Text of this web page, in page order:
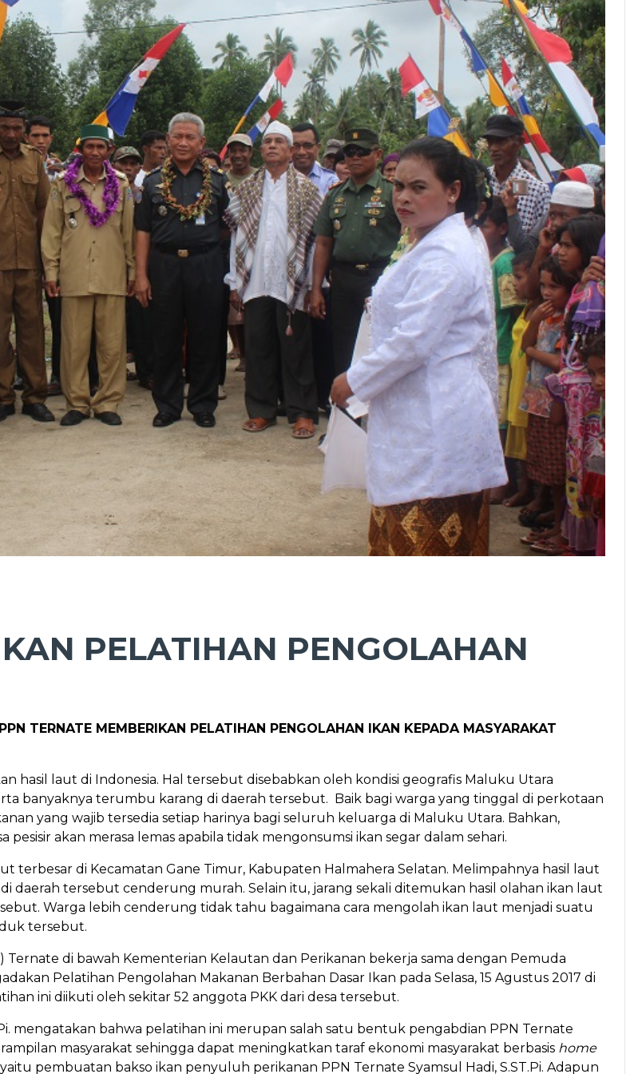
PELATIHAN PENGOLAHAN
TERNATE MEMBERIKAN PELATIHAN PENGOLAHAN IKAN KEPADA MASYARAKAT
hasil laut di Indonesia. Hal tersebut disebabkan oleh kondisi geografis Maluku Utara
banyaknya terumbu karang di daerah tersebut. Baik bagi warga yang tinggal di perkotaan
yang wajib tersedia setiap harinya bagi seluruh keluarga di Maluku Utara. Bahkan,
akan merasa lemas apabila tidak mengonsumsi ikan segar dalam sehari.
terbesar di Kecamatan Gane Timur, Kabupaten Halmahera Selatan. Melimpahnya hasil laut
daerah tersebut cenderung murah. Selain itu, jarang sekali ditemukan hasil olahan ikan laut
Warga lebih cenderung tidak tahu bagaimana cara mengolah ikan laut menjadi suatu
tersebut.
di bawah Kementerian Kelautan dan Perikanan bekerja sama dengan Pemuda
Pelatihan Pengolahan Makanan Berbahan Dasar Ikan pada Selasa, 15 Agustus 2017 di
ini diikuti oleh sekitar 52 anggota PKK dari desa tersebut.
mengatakan bahwa pelatihan ini merupan salah satu bentuk pengabdian PPN Ternate
masyarakat sehingga dapat meningkatkan taraf ekonomi masyarakat berbasis home
pembuatan bakso ikan penyuluh perikanan PPN Ternate Syamsul Hadi, S.ST.Pi. Adapun